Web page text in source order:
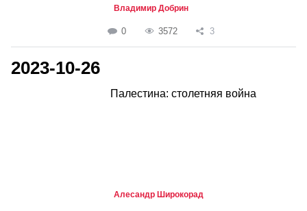
Владимир Добрин
0 3572 3
2023-10-26
Палестина: столетняя война
Алесандр Широкорад